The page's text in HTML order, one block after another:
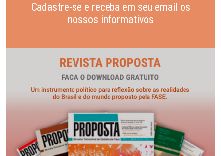
Cadastre-se e receba em seu email os
nossos informativos